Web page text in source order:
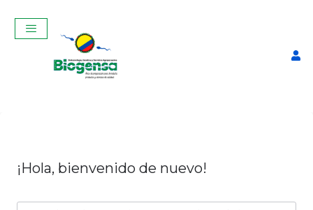
¡Hola, bienvenido de nuevo!